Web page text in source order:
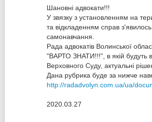
Шановні адвокати!!!
У звязку з установленням на
та відкладенням справ
самонавчання.
Рада адвокатів Волинської
"ВАРТО ЗНАТИ!!!", в якій будуть
Верховного Суду, актуальні
Дана рубрика буде за нижче
http://radadvolyn.com.ua/ua/
2020.03.27